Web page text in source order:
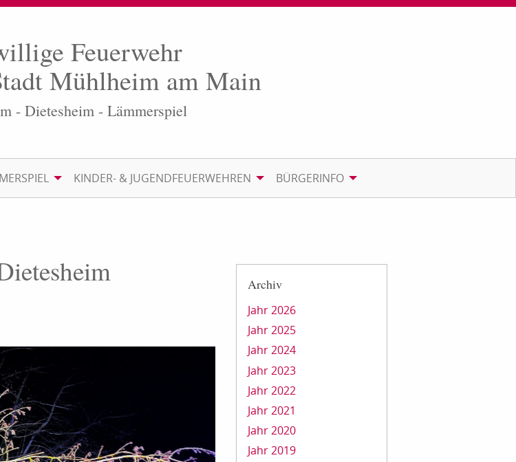
Feuerwehr
Mühlheim am Main
- Dietesheim - Lämmerspiel
KINDER- & JUGENDFEUERWEHREN BÜRGERINFO
Archiv
Jahr 2026
Jahr 2025
Jahr 2024
Jahr 2023
Jahr 2022
Jahr 2021
Jahr 2020
Jahr 2019